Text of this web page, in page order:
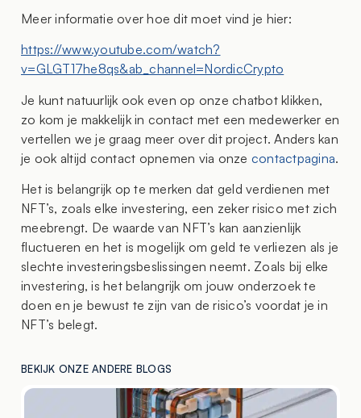
Meer informatie over hoe dit moet vind je hier:
https://www.youtube.com/watch?
v=GLGT17he8qs&ab_channel=NordicCrypto
Je kunt natuurlijk ook even op onze chatbot klikken,
zo kom je makkelijk in contact met een medewerker en
vertellen we je graag meer over dit project. Anders kan
je ook altijd contact opnemen via onze contactpagina.
Het is belangrijk op te merken dat geld verdienen met
NFT’s, zoals elke investering, een zeker risico met zich
meebrengt. De waarde van NFT’s kan aanzienlijk
fluctueren en het is mogelijk om geld te verliezen als je
slechte investeringsbeslissingen neemt. Zoals bij elke
investering, is het belangrijk om jouw onderzoek te
doen en je bewust te zijn van de risico’s voordat je in
NFT’s belegt.
BEKIJK ONZE ANDERE BLOGS